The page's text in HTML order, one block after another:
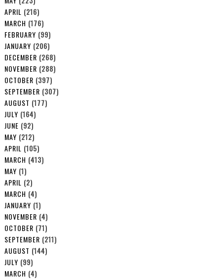
APRIL (216)
MARCH (176)
FEBRUARY (99)
JANUARY (206)
DECEMBER (268)
NOVEMBER (288)
OCTOBER (397)
SEPTEMBER (307)
AUGUST (177)
JULY (164)
JUNE (92)
MAY (212)
APRIL (105)
MARCH (413)
MAY (1)
APRIL (2)
MARCH (4)
JANUARY (1)
NOVEMBER (4)
OCTOBER (71)
SEPTEMBER (211)
AUGUST (144)
JULY (99)
MARCH (4)